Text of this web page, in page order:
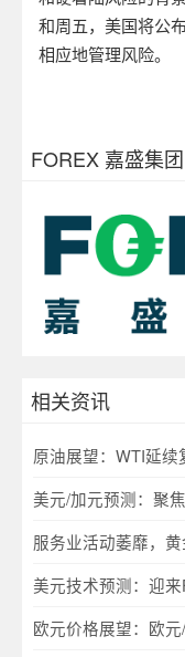
和周五，美国将公
相应地管理风险。
FOREX 嘉盛集团
相关资讯
原油展望：WTI延续
美元/加元预测：聚
服务业活动萎靡，
美元技术预测：迎
欧元价格展望：欧